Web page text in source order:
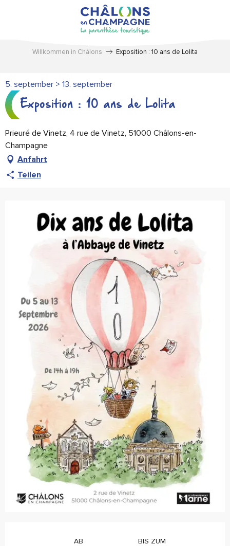
Willkommen in Châlons Exposition : 10 ans de Lolita
5. september > 13. september
Exposition : 10 ans de Lolita
Prieuré de Vinetz, 4 rue de Vinetz, 51000 Châlons-en-
Champagne
Anfahrt
Teilen
AB BIS ZUM